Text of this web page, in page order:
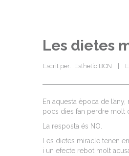
Les dietes
Escrit per: Esthetic BCN
En aquesta època de
pocs dies fan perdre molt
La resposta és NO.
Les dietes miracle tenen
i un efecte rebot molt